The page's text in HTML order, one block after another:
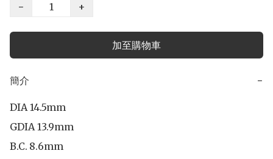
−
+
加至購物車
簡介 −
DIA 14.5mm
GDIA 13.9mm
B.C.	8.6mm